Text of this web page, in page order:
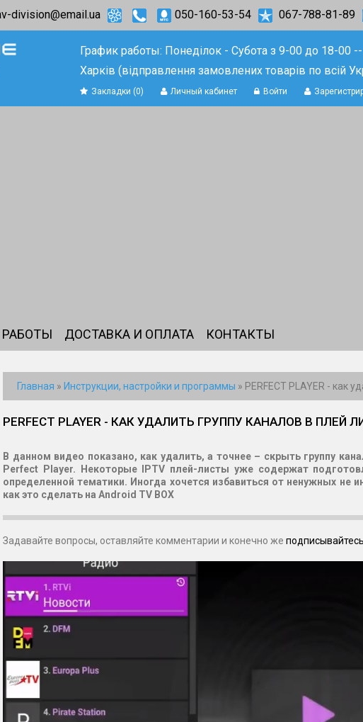
division@email.ua 050-160-53-54 067-788-81-89
График работы: Понеділок - Субота з 9-00 до 18-00
Харків (відправлення замовлених товарів по всій
Закладки (0) Личный кабинет Войти
ДОСТАВКА И ОПЛАТА КОНТАКТЫ
Главная » Инструкции, настройки и программы » PERFECT PLAYER - как
PERFECT PLAYER - КАК УДАЛИТЬ ГРУППУ КАНАЛОВ В ПЛЕЙ
В данном видео показано, как удалить, а точнее – скрыть группу
Perfect Player. Некоторые IPTV плей-листы уже содержат
определенной тематики. Иногда хочется избавиться от ненужных не
как это сделать на Android TV BOX
Задавайте вопросы, оставляйте комментарии и конечно же